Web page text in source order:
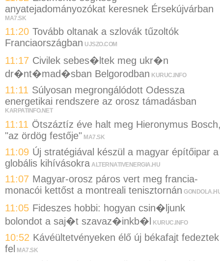
anyatejadományozókat keresnek Érsekújvárban
MA7.SK
11:20 Tovább oltanak a szlovák tűzoltók
Franciaországban UJSZO.COM
11:17 Civilek sebes�ltek meg ukr�n
dr�nt�mad�sban Belgorodban KURUC.INFO
11:11 Súlyosan megrongálódott Odessza
energetikai rendszere az orosz támadásban
KARPATINFO.NET
11:11 Ötszáztíz éve halt meg Hieronymus
"az ördög festője" MA7.SK
11:09 Új stratégiával készül a magyar építőipar a
globális kihívásokra ALTERNATIVENERGIA.HU
11:07 Magyar-orosz páros vert meg francia-
monacói kettőst a montreali tenisztornán
11:05 Fideszes hobbi: hogyan csin�ljunk
bolondot a saj�t szavaz�inkb�l
KURUC.INFO
10:52 Kávéültetvényeken élő új békafajt fedeztek
fel
MA7.SK